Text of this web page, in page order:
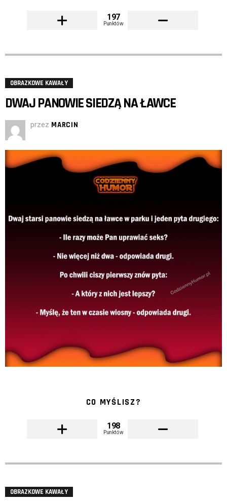
197
Punktów
OBRAZKOWE KAWAŁY
DWAJ PANOWIE SIEDZĄ NA ŁAWCE
przez MARCIN
CO MYŚLISZ?
198
Punktów
OBRAZKOWE KAWAŁY